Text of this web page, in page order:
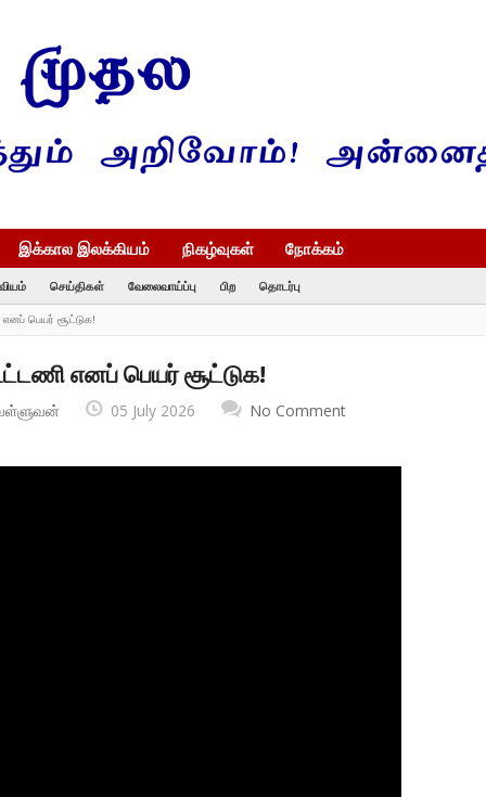
இக்கால இலக்கியம் நிகழ்வுகள் நோக்கம்
செய்திகள் வேலைவாய்ப்பு பிற தொடர்பு
பெயர் சூட்டுக!
எனப் பெயர் சூட்டுக!
05 July 2026 No Comment